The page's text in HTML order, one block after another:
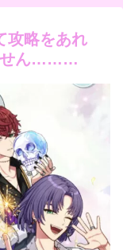
攻略をあれ
せん………